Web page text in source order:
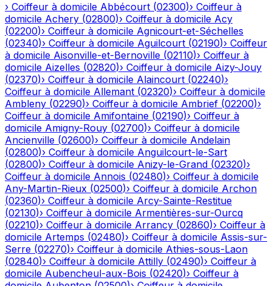
› Coiffeur à domicile Abbécourt (02300)› Coiffeur à
domicile Achery (02800)› Coiffeur à domicile Acy
(02200)› Coiffeur à domicile Agnicourt-et-Séchelles
(02340)› Coiffeur à domicile Aguilcourt (02190)› Coiffeur
à domicile Aisonville-et-Bernoville (02110)› Coiffeur à
domicile Aizelles (02820)› Coiffeur à domicile Aizy-Jouy
(02370)› Coiffeur à domicile Alaincourt (02240)›
Coiffeur à domicile Allemant (02320)› Coiffeur à domicile
Ambleny (02290)› Coiffeur à domicile Ambrief (02200)›
Coiffeur à domicile Amifontaine (02190)› Coiffeur à
domicile Amigny-Rouy (02700)› Coiffeur à domicile
Ancienville (02600)› Coiffeur à domicile Andelain
(02800)› Coiffeur à domicile Anguilcourt-le-Sart
(02800)› Coiffeur à domicile Anizy-le-Grand (02320)›
Coiffeur à domicile Annois (02480)› Coiffeur à domicile
Any-Martin-Rieux (02500)› Coiffeur à domicile Archon
(02360)› Coiffeur à domicile Arcy-Sainte-Restitue
(02130)› Coiffeur à domicile Armentières-sur-Ourcq
(02210)› Coiffeur à domicile Arrancy (02860)› Coiffeur à
domicile Artemps (02480)› Coiffeur à domicile Assis-sur-
Serre (02270)› Coiffeur à domicile Athies-sous-Laon
(02840)› Coiffeur à domicile Attilly (02490)› Coiffeur à
domicile Aubencheul-aux-Bois (02420)› Coiffeur à